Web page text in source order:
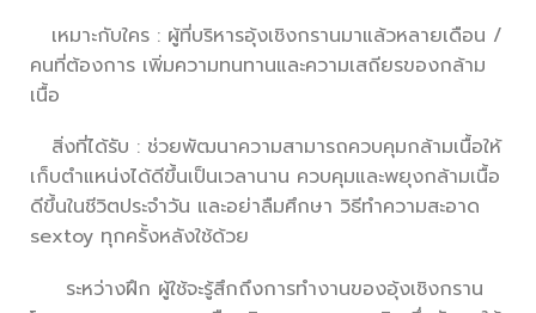
เหมาะกับใคร : ผู้ที่บริหารอุ้งเชิงกรานมาแล้วหลายเดือน /
คนที่ต้องการ เพิ่มความทนทานและความเสถียรของกล้าม
เนื้อ
สิ่งที่ได้รับ : ช่วยพัฒนาความสามารถควบคุมกล้ามเนื้อให้
เก็บตำแหน่งได้ดีขึ้นเป็นเวลานาน ควบคุมและพยุงกล้ามเนื้อ
ดีขึ้นในชีวิตประจำวัน และอย่าลืมศึกษา วิธีทำความสะอาด
sextoy ทุกครั้งหลังใช้ด้วย
ระหว่างฝึก ผู้ใช้จะรู้สึกถึงการทำงานของอุ้งเชิงกราน